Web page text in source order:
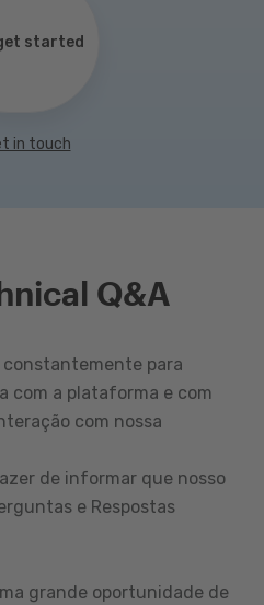
started
in touch
Q&A
constantemente para
com a plataforma e com
com nossa
de informar que nosso
e Respostas
grande oportunidade de